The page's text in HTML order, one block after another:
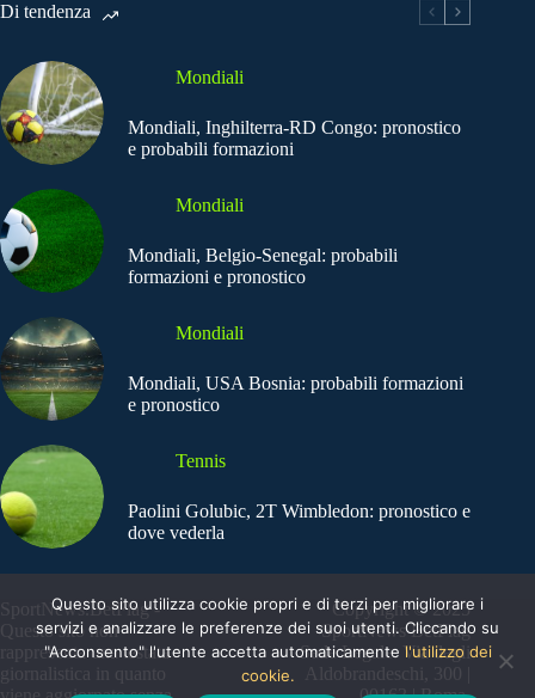
Di tendenza
Mondiali
Mondiali, Inghilterra-RD Congo: pronostico
e probabili formazioni
Mondiali
Mondiali, Belgio-Senegal: probabili
formazioni e pronostico
Mondiali
Mondiali, USA Bosnia: probabili formazioni
e pronostico
Tennis
Paolini Golubic, 2T Wimbledon: pronostico e
dove vederla
SportNews.BetFlag -
Questo sito non
rappresenta una testata
giornalistica in quanto
Copyright © 2025
SportNews BetFlag
Sede Legale: Via degli
Aldobrandeschi, 300 |
Questo sito utilizza cookie propri e di terzi per migliorare i
servizi e analizzare le preferenze dei suoi utenti. Cliccando su
"Acconsento" l'utente accetta automaticamente l'utilizzo dei
cookie.